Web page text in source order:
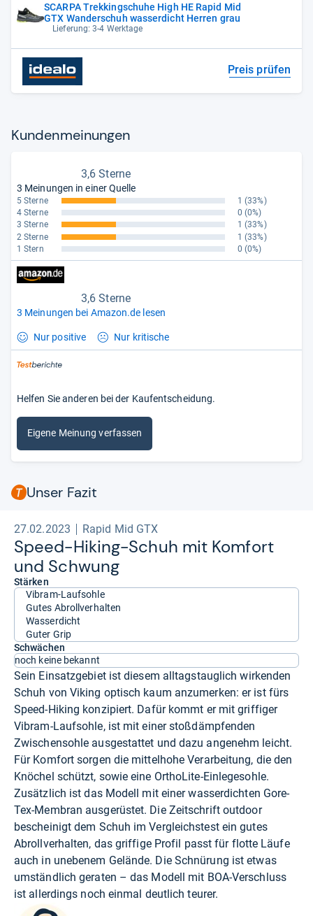
SCARPA Trekkingschuhe High HE Rapid Mid
GTX Wanderschuh wasserdicht Herren grau
Lieferung: 3-4 Werktage
Preis prüfen
Kun­den­mei­nun­gen
3,6 Sterne
3 Meinungen in einer Quelle
5 Sterne 1 (33%)
4 Sterne
0 (0%)
3 Sterne
1 (33%)
2 Sterne
1 (33%)
1 Stern
0 (0%)
3,6 Sterne
3 Meinungen bei Amazon.de lesen
Nur positive Nur kritische
Helfen Sie anderen bei der Kaufentscheidung.
Eigene Meinung verfassen
Unser Fazit
27.02.2023 Rapid Mid GTX
Speed-​Hiking-​Schuh mit Kom­fort
und Schwung
Stärken
Vibram-Laufsohle
Gutes Abrollverhalten
Wasserdicht
Guter Grip
Schwächen
noch keine bekannt
Sein Einsatzgebiet ist diesem alltagstauglich wirkenden
Schuh von Viking optisch kaum anzumerken: er ist fürs
Speed-Hiking konzipiert. Dafür kommt er mit griffiger
Vibram-Laufsohle, ist mit einer stoßdämpfenden
Zwischensohle ausgestattet und dazu angenehm leicht.
Für Komfort sorgen die mittelhohe Verarbeitung, die den
Knöchel schützt, sowie eine OrthoLite-Einlegesohle.
Zusätzlich ist das Modell mit einer wasserdichten Gore-
Tex-Membran ausgerüstet. Die Zeitschrift outdoor
bescheinigt dem Schuh im Vergleichstest ein gutes
Abrollverhalten, das griffige Profil passt für flotte Läufe
auch in unebenem Gelände. Die Schnürung ist etwas
umständlich geraten – das Modell mit BOA-Verschluss
ist allerdings noch einmal deutlich teurer.